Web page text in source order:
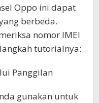
Oppo ini dapat
berbeda.
nomor IMEI
tutorialnya:
Panggilan
gunakan untuk